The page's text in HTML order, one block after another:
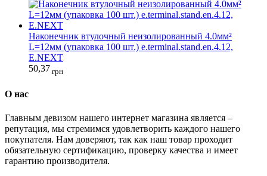
Наконечник втулочный неизолированный 4.0мм²
L=12мм (упаковка 100 шт.) e.terminal.stand.en.4.12,
E.NEXT
50,37 грн
О нас
Главным девизом нашего интернет магазина является –
репутация, мы стремимся удовлетворить каждого нашего
покупателя. Нам доверяют, так как наш товар проходит
обязательную сертификацию, проверку качества и имеет
гарантию производителя.